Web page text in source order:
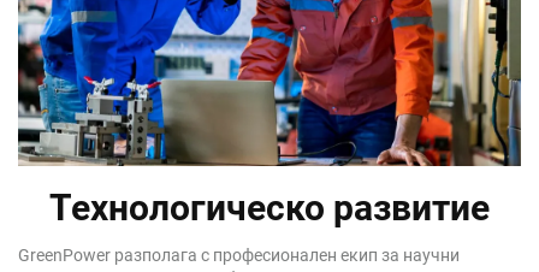
Технологическо развитие
GreenPower разполага с професионален екип за научни